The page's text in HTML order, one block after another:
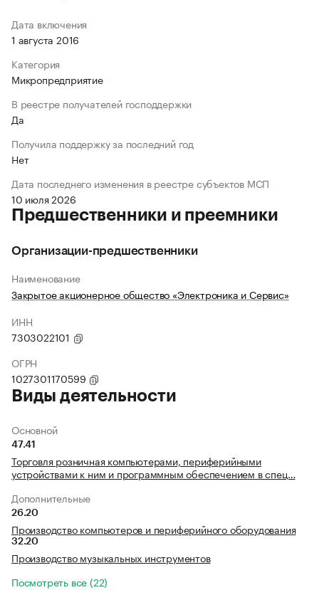
Дата включения
1 августа 2016
Категория
Микропредприятие
В реестре получателей господдержки
Да
Получила поддержку за последний год
Нет
Дата последнего изменения в реестре субъектов МСП
10 июля 2026
Предшественники и преемники
Организации-предшественники
Наименование
Закрытое акционерное общество «Электроника и Сервис»
ИНН
7303022101
ОГРН
1027301170599
Виды деятельности
Основной
47.41
Торговля розничная компьютерами, периферийными
устройствами к ним и программным обеспечением в спец…
Дополнительные
26.20
Производство компьютеров и периферийного оборудования
32.20
Производство музыкальных инструментов
Посмотреть все (22)